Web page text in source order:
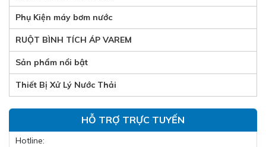
Phụ Kiện máy bơm nước
RUỘT BÌNH TÍCH ÁP VAREM
Sản phẩm nổi bật
Thiết Bị Xử Lý Nước Thải
HỖ TRỢ TRỰC TUYẾN
Hotline: